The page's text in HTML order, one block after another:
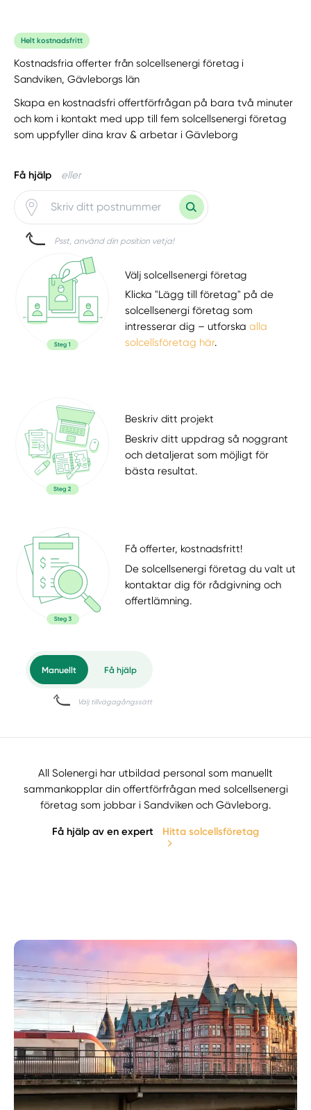
Helt kostnadsfritt
Kostnadsfria offerter från solcellsenergi företag i
Sandviken, Gävleborgs län
Skapa en kostnadsfri offertförfrågan på bara två minuter
och kom i kontakt med upp till fem solcellsenergi företag
som uppfyller dina krav & arbetar i Gävleborg
Få hjälp eller
Psst, använd din position vetja!
Välj solcellsenergi företag
Klicka "Lägg till företag" på de
solcellsenergi företag som
intresserar dig – utforskaalla
solcellsföretag här.
Beskriv ditt projekt
Beskriv ditt uppdrag så noggrant
och detaljerat som möjligt för
bästa resultat.
Få offerter, kostnadsfritt!
De solcellsenergi företag du valt ut
kontaktar dig för rådgivning och
offertlämning.
All Solenergi har utbildad personal som manuellt
sammankopplar din offertförfrågan med solcellsenergi
företag som jobbar i Sandviken och Gävleborg.
Få hjälp av en expert Hitta solcellsföretag